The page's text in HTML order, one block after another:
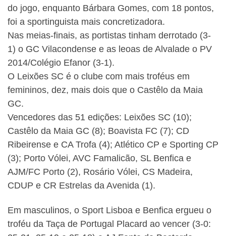
do jogo, enquanto Bárbara Gomes, com 18 pontos,
foi a sportinguista mais concretizadora.
Nas meias-finais, as portistas tinham derrotado (3-
1) o GC Vilacondense e as leoas de Alvalade o PV
2014/Colégio Efanor (3-1).
O Leixões SC é o clube com mais troféus em
femininos, dez, mais dois que o Castêlo da Maia
GC.
Vencedores das 51 edições: Leixões SC (10);
Castêlo da Maia GC (8); Boavista FC (7); CD
Ribeirense e CA Trofa (4); Atlético CP e Sporting CP
(3); Porto Vólei, AVC Famalicão, SL Benfica e
AJM/FC Porto (2), Rosário Vólei, CS Madeira,
CDUP e CR Estrelas da Avenida (1).
Em masculinos, o Sport Lisboa e Benfica ergueu o
troféu da Taça de Portugal Placard ao vencer (3-0: